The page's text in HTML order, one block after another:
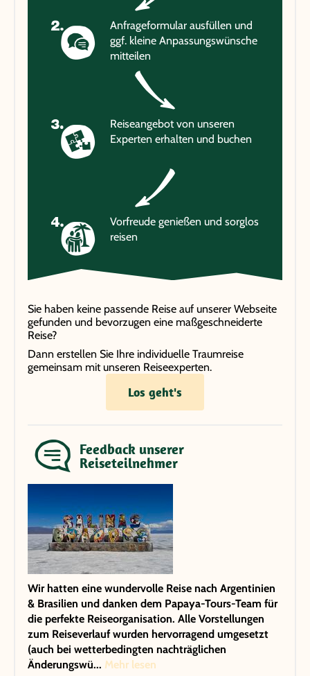
Anfrageformular ausfüllen und
ggf. kleine Anpassungswünsche
mitteilen
Reiseangebot von unseren
Experten erhalten und buchen
Vorfreude genießen und sorglos
reisen
Sie haben keine passende Reise auf unserer Webseite
gefunden und bevorzugen eine maßgeschneiderte
Reise?
Dann erstellen Sie Ihre individuelle Traumreise
gemeinsam mit unseren Reiseexperten.
Los geht's
Feedback unserer
Reiseteilnehmer
Wir hatten eine wundervolle Reise nach Argentinien
& Brasilien und danken dem Papaya-Tours-Team für
die perfekte Reiseorganisation. Alle Vorstellungen
zum Reiseverlauf wurden hervorragend umgesetzt
(auch bei wetterbedingten nachträglichen
Änderungswü... Mehr lesen